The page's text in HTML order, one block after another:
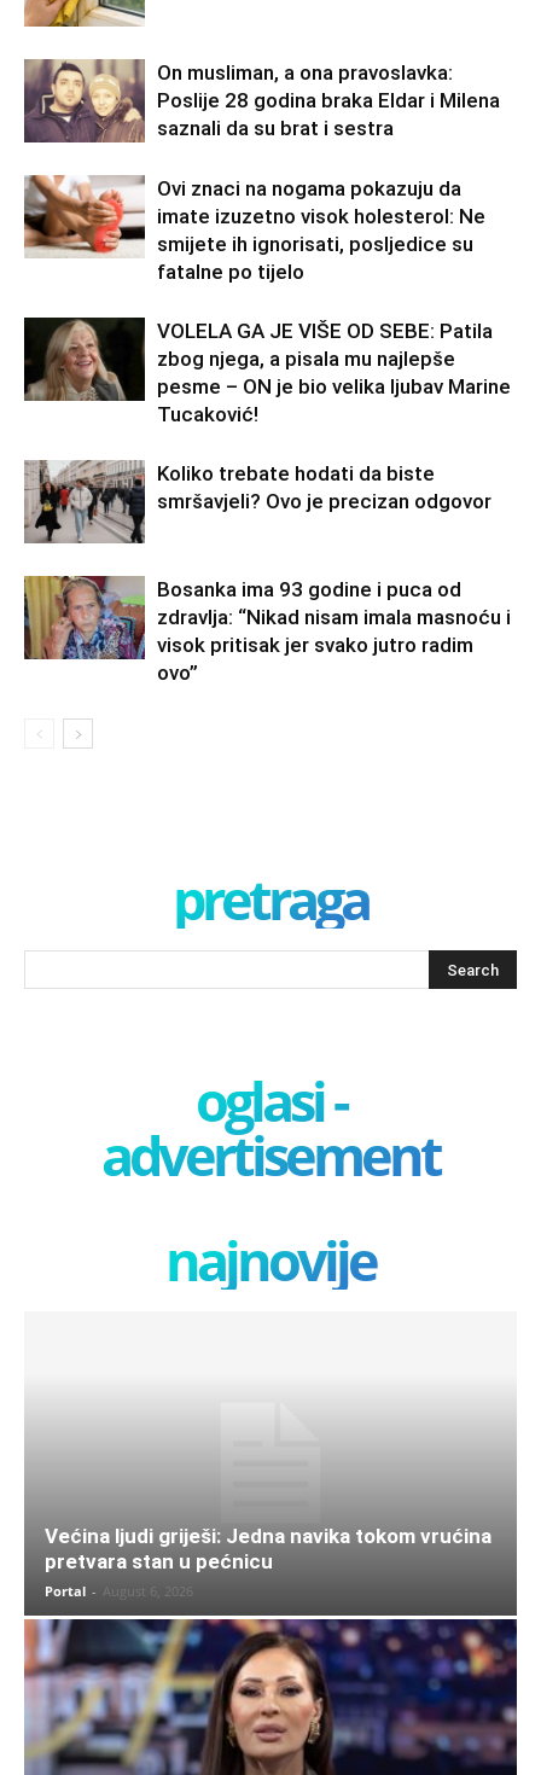
On musliman, a ona pravoslavka:
Poslije 28 godina braka Eldar i Milena
saznali da su brat i sestra
Ovi znaci na nogama pokazuju da
imate izuzetno visok holesterol: Ne
smijete ih ignorisati, posljedice su
fatalne po tijelo
VOLELA GA JE VIŠE OD SEBE: Patila
zbog njega, a pisala mu najlepše
pesme – ON je bio velika ljubav Marine
Tucaković!
Koliko trebate hodati da biste
smršavjeli? Ovo je precizan odgovor
Bosanka ima 93 godine i puca od
zdravlja: “Nikad nisam imala masnoću i
visok pritisak jer svako jutro radim
ovo”
pretraga
oglasi -
advertisement
najnovije
Većina ljudi griješi: Jedna navika tokom vrućina
pretvara stan u pećnicu
Portal - August 6, 2026